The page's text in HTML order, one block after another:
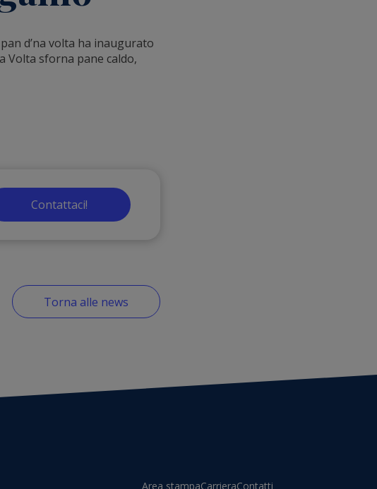
d’na volta ha inaugurato
Volta sforna pane caldo,
Contattaci!
Torna alle news
Area stampaCarrieraContatti